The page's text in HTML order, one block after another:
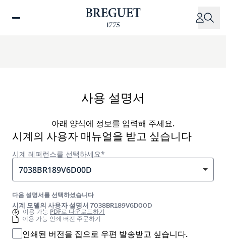
사용 설명서
아래 양식에 정보를 입력해 주세요.
시계의 사용자 매뉴얼을 받고 싶습니다
시계 레퍼런스를 선택하세요*
7038BR189V6D00D
다음 설명서를 선택하셨습니다
시계 모델의 사용자 설명서 7038BR189V6D00D
이용 가능 PDF로 다운로드하기
이용 가능 인쇄 버전 주문하기
인쇄된 버전을 집으로 우편 발송받고 싶습니다.